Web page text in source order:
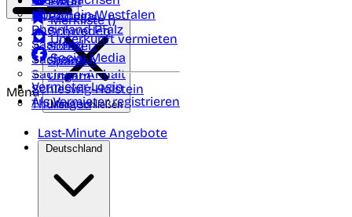
Nordrhein-Westfalen
Rheinland Pfalz
Saarland
Sachsen
Sachsen-Anhalt
Schleswig-Holstein
Thüringen
Portugal
Schweden
Schweiz
Spanien
Ungarn
Merkliste ()
Unterkunft vermieten
Social Media
Vermieter-Login
Als Vermieter registrieren
Menü
Menü schließen
Last-Minute Angebote
Deutschland